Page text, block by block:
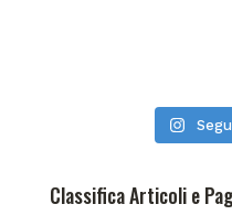
Classifica Articoli e